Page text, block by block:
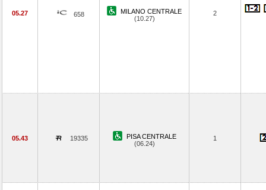
05.27 658
MILANO CENTRALE
(10.27)
2
05.43 19335
PISA CENTRALE
(06.24)
1